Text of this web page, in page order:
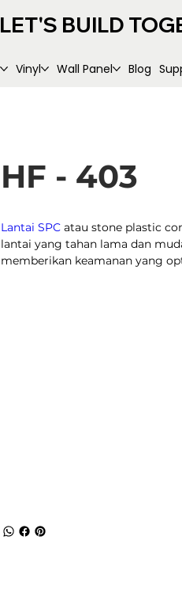
Vinyl Wall Panel Blog
HF - 403
Lantai SPC atau stone plastic
lantai yang tahan lama dan
memberikan keamanan yang